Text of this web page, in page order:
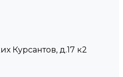
Курсантов, д.17 к2